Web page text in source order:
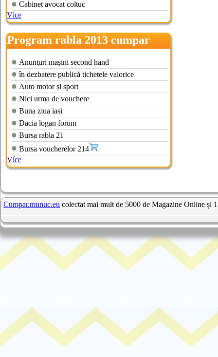
Cabinet avocat coltuc
Více
Program rabla 2013 cumpar
voucher
Anunţuri maşini second hand
în dezbatere publică tichetele valorice
Auto motor și sport
Nici urma de vouchere
Buna ziua iasi
Dacia logan forum
Bursa rabla 21
Bursa voucherelor 214
Více
Cumpar.munuc.eu colectat mai mult de 5000 de Magazine Online și